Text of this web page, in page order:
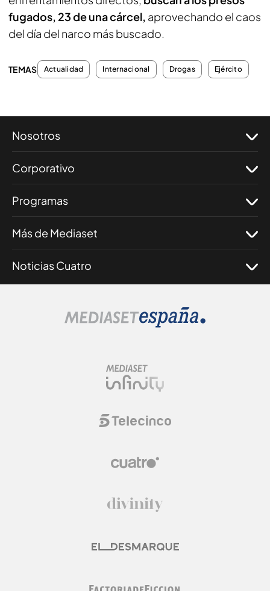
fugados, 23 de una cárcel, aprovechando el caos
del día del narco más buscado.
TEMAS Actualidad Internacional Drogas Ejército
Nosotros
Corporativo
Programas
Más de Mediaset
Noticias Cuatro